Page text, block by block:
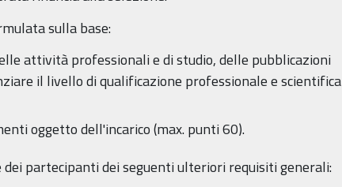
sulla base:
attività professionali e di studio, delle pubblicazioni
il livello di qualificazione professionale e scientifica
oggetto dell'incarico (max. punti 60).
partecipanti dei seguenti ulteriori requisiti generali: